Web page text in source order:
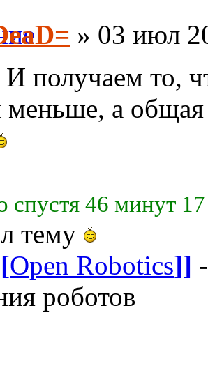
» 03 июл
получаем то,
а общая
спустя 46 минут
тему
Open Robotics]]
роботов